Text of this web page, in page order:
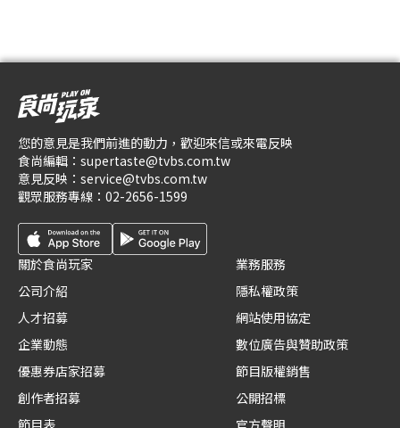
您的意見是我們前進的動力，歡迎來信或來電反映
食尚編輯： supertaste@tvbs.com.tw
意見反映： service@tvbs.com.tw
觀眾服務專線： 02-2656-1599
關於食尚玩家
公司介紹
人才招募
企業動態
優惠券店家招募
創作者招募
節目表
業務服務
隱私權政策
網站使用協定
數位廣告與贊助政策
節目版權銷售
公開招標
官方聲明